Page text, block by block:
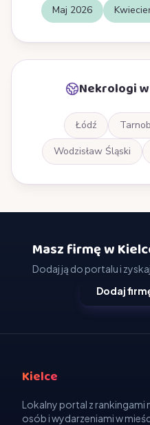
Maj 2026
Nekrologi
Łódź
Wodzisław Śląski
Masz firmę w
Dodaj ją do portalu i
Dodaj
Kielce
Lokalny portal z rankingami
osób i wydarzeniami w